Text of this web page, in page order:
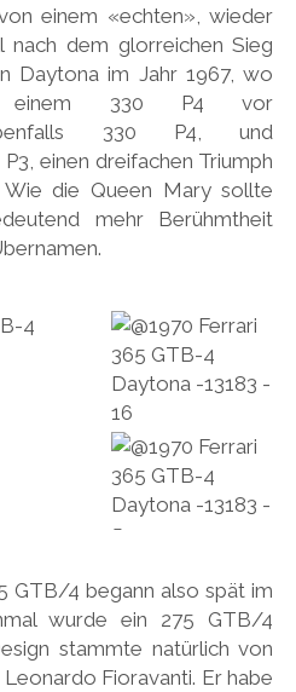
einem «echten», wieder
nach dem glorreichen Sieg
Daytona im Jahr 1967, wo
einem 330 P4 vor
330 P4, und
einen dreifachen Triumph
Wie die Queen Mary sollte
mehr Berühmtheit
GTB/4 begann also spät im
wurde ein 275 GTB/4
stammte natürlich von
Leonardo Fioravanti. Er habe